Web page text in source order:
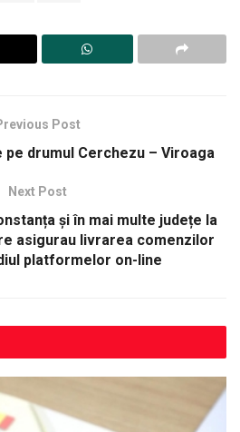
Post
pe drumul Cerchezu – Viroaga
Next Post
și în mai multe județe la
asigurau livrarea comenzilor
platformelor on-line